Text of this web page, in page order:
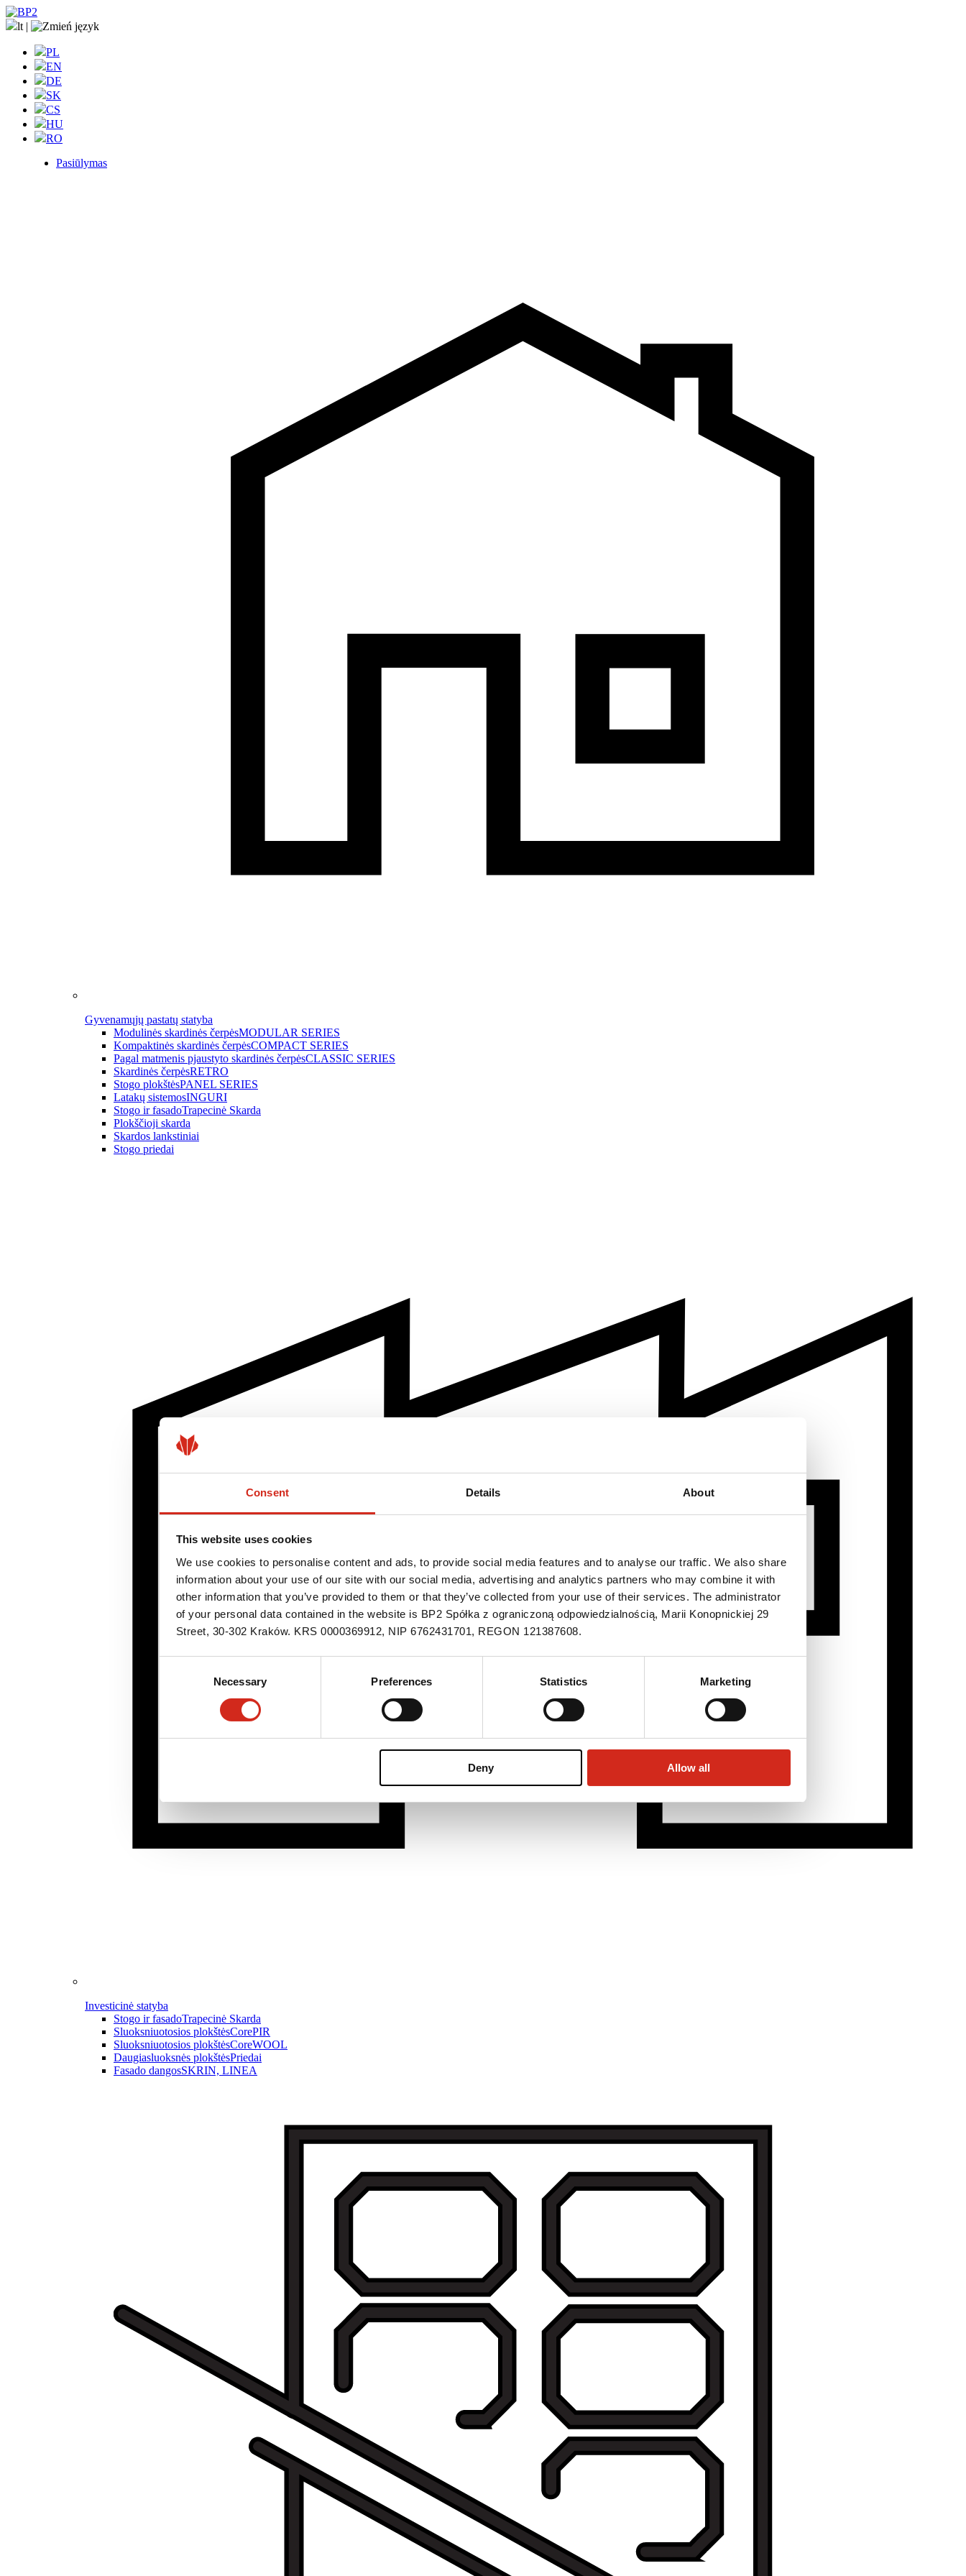
Consent Details About
This website uses cookies
We use cookies to personalise content and ads, to provide social media features and to analyse our traffic. We also share
information about your use of our site with our social media, advertising and analytics partners who may combine it with
other information that you’ve provided to them or that they’ve collected from your use of their services. The administrator
of your personal data contained in the website is BP2 Spółka z ograniczoną odpowiedzialnością, Marii Konopnickiej 29
Street, 30-302 Kraków. KRS 0000369912, NIP 6762431701, REGON 121387608.
Necessary Preferences Statistics Marketing
Deny Allow all
lt |
PL
EN
DE
SK
CS
HU
RO
Pasiūlymas
Gyvenamųjų pastatų statyba
Modulinės skardinės čerpėsMODULAR SERIES
Kompaktinės skardinės čerpėsCOMPACT SERIES
Pagal matmenis pjaustyto skardinės čerpėsCLASSIC SERIES
Skardinės čerpėsRETRO
Stogo plokštėsPANEL SERIES
Latakų sistemosINGURI
Stogo ir fasadoTrapecinė Skarda
Plokščioji skarda
Skardos lankstiniai
Stogo priedai
Investicinė statyba
Stogo ir fasadoTrapecinė Skarda
Sluoksniuotosios plokštėsCorePIR
Sluoksniuotosios plokštėsCoreWOOL
Daugiasluoksnės plokštėsPriedai
Fasado dangosSKRIN, LINEA